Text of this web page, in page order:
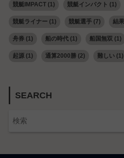
競艇IMPACT(1) 競艇インパクト (1)
競艇ライナー (1) 競艇選手(7) 結
舟券(1) 船の時代(1) 船国無双 (1)
起源(1) 通算2000勝(2) 難しい(1)
SEARCH